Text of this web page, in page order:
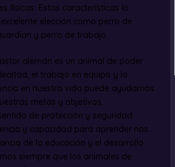
físicas. Estas características lo
elección como perro de
y perro de trabajo.
alemán es un animal de poder
el trabajo en equipo y la
en nuestra vida puede ayudarnos
metas y objetivos,
de protección y seguridad.
y capacidad para aprender nos
de la educación y el desarrollo
siempre que los animales de